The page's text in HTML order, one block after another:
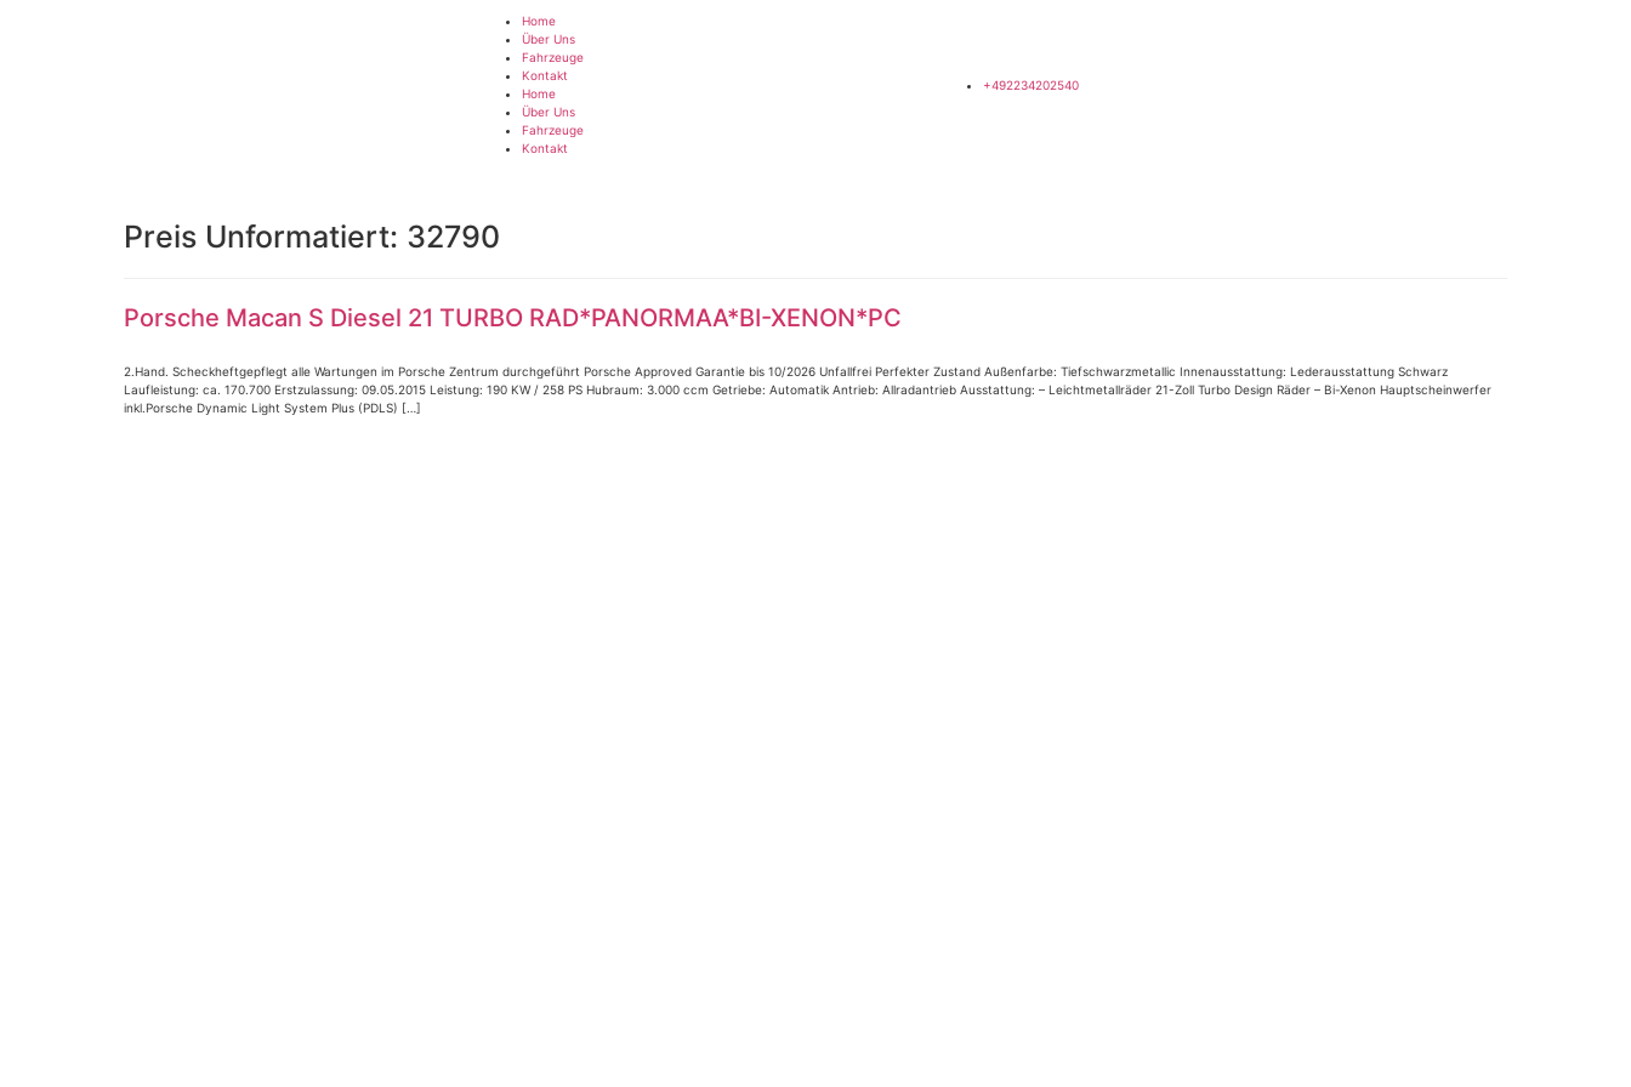
Home
Über Uns
Fahrzeuge
Kontakt
Home
Über Uns
Fahrzeuge
Kontakt
+492234202540
Preis Unformatiert: 32790
Porsche Macan S Diesel 21 TURBO RAD*PANORMAA*BI-XENON*PC
2.Hand. Scheckheftgepflegt alle Wartungen im Porsche Zentrum durchgeführt Porsche Approved Garantie bis 10/2026 Unfallfrei Perfekter Zustand Außenfarbe: Tiefschwarzmetallic Innenausstattung: Lederausstattung Schwarz
Laufleistung: ca. 170.700 Erstzulassung: 09.05.2015 Leistung: 190 KW / 258 PS Hubraum: 3.000 ccm Getriebe: Automatik Antrieb: Allradantrieb Ausstattung: – Leichtmetallräder 21-Zoll Turbo Design Räder – Bi-Xenon Hauptscheinwerfer
inkl.Porsche Dynamic Light System Plus (PDLS) […]